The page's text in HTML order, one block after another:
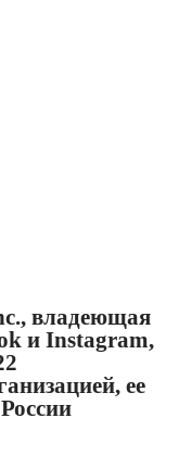
владеющая
и Instagram,
ее